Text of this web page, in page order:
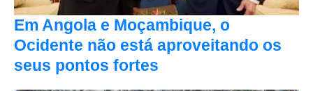
Em Angola e Moçambique, o
Ocidente não está aproveitando os
seus pontos fortes